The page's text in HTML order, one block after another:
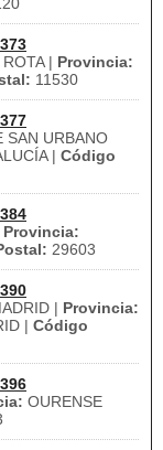
ROTA | Provincia:
11530
SAN URBANO
| Código
Provincia:
29603
| Provincia:
| Código
OURENSE